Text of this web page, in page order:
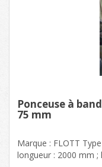
Ponceuse à
75 mm
Marque : FLOTT
longueur : 2000 mm ;